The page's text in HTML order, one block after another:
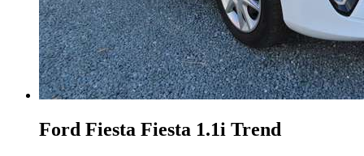
Ford Fiesta Fiesta 1.1i Trend